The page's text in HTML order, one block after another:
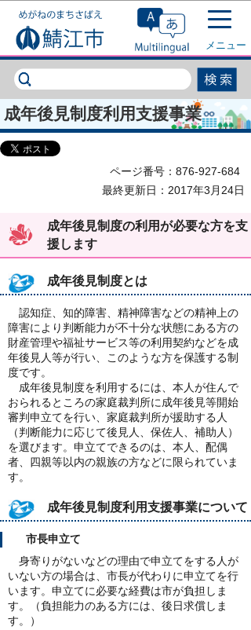
このページの本文へ移動
メニュー
成年後見制度利用支援事業
ページ番号：876-927-684
最終更新日：2017年3月24日
成年後見制度の利用が必要な方を支
援します
成年後見制度とは
認知症、知的障害、精神障害などの精神上の
障害により判断能力が不十分な状態にある方の
財産管理や福祉サービス等の利用契約などを成
年後見人等が行い、このような方を保護する制
度です。
成年後見制度を利用するには、本人が住んで
おられるところの家庭裁判所に成年後見等開始
審判申立てを行い、家庭裁判所が援助する人
（判断能力に応じて後見人、保佐人、補助人）
を選びます。申立てできるのは、本人、配偶
者、四親等以内の親族の方などに限られていま
す。
成年後見制度利用支援事業について
市長申立て
身寄りがないなどの理由で申立てをする人が
いない方の場合は、市長が代わりに申立てを行
います。申立てに必要な経費は市が負担しま
す。（負担能力のある方には、後日求償しま
す。）